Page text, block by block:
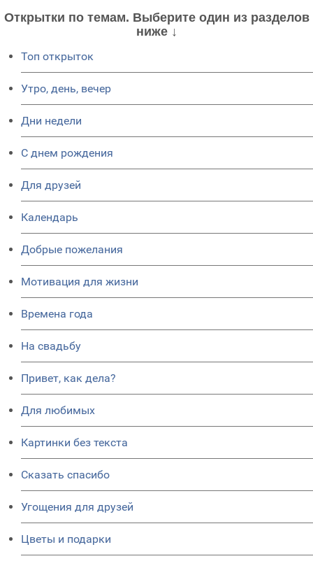
Открытки по темам. Выберите один из разделов
ниже ↓
Топ открыток
Утро, день, вечер
Дни недели
C днем рождения
Для друзей
Календарь
Добрые пожелания
Мотивация для жизни
Времена года
На свадьбу
Привет, как дела?
Для любимых
Картинки без текста
Сказать спасибо
Угощения для друзей
Цветы и подарки